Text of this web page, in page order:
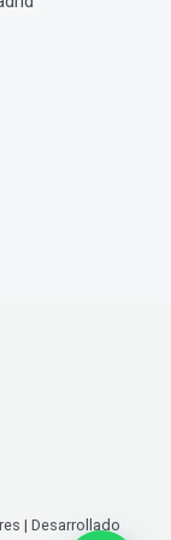
| Desarrollado